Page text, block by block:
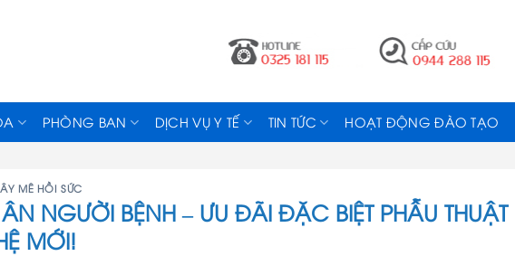
PHÒNG BAN DỊCH VỤ Y TẾ TIN TỨC HOẠT ĐỘNG ĐÀO TẠO
MÊ HỒI SỨC
NGƯỜI BỆNH – ƯU ĐÃI ĐẶC BIỆT PHẪU THUẬT
MỚI!